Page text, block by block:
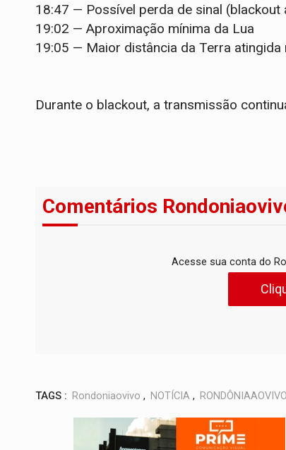
18:47 — Possível perda de sinal (blackout
19:02 — Aproximação mínima da Lua
19:05 — Maior distância da Terra atingida
Durante o blackout, a transmissão
Comentários
Acesse sua conta do
TAGS : Rondoniaovivo , NOTÍCIA , RONDÔNIAAOVIVO